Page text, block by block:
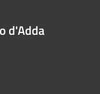
d'Adda